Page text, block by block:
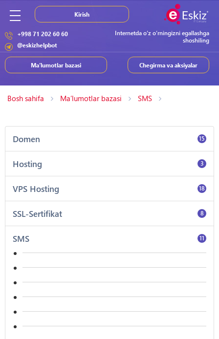
Internetda o‘z o‘rningizni egallashga
shoshiling
+998 71 202 60 60
@eskizhelpbot
Chegirma va aksiyalar
Ma’lumotlar bazasi
Kirish
Bosh sahifa Ma’lumotlar bazasi SMS
Domen 15
Hosting 3
VPS Hosting 18
SSL-Sertifikat 8
SMS 11